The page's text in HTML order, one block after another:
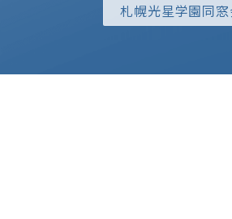
札幌光星学園同